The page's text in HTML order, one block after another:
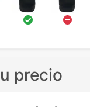
precio